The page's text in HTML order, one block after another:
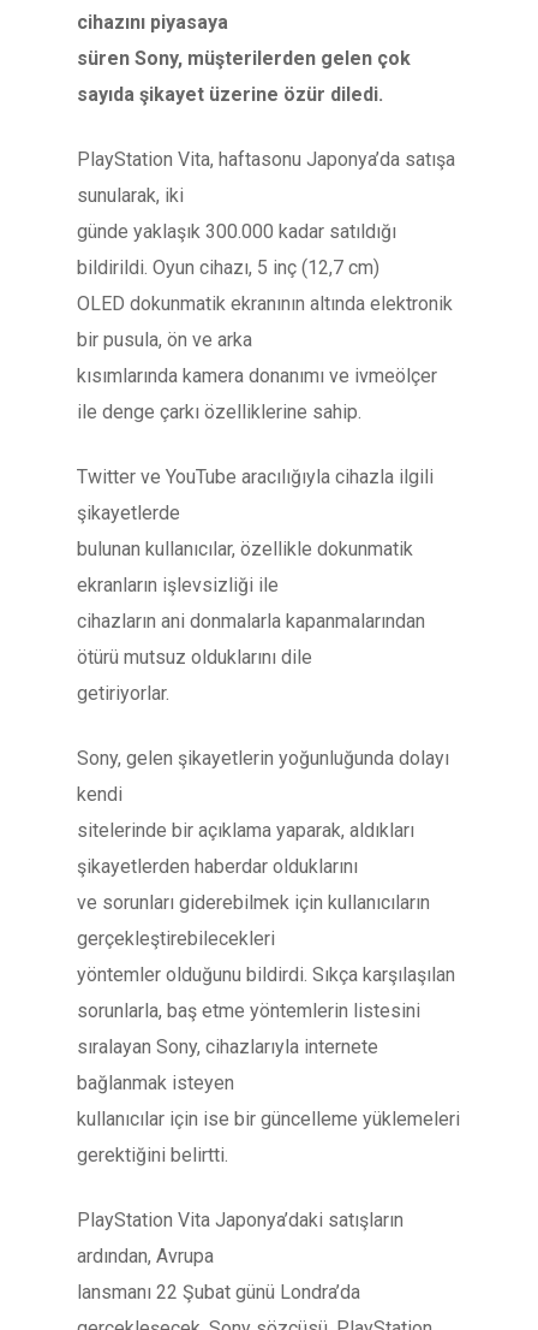
cihazını piyasaya
süren Sony, müşterilerden gelen çok
sayıda şikayet üzerine özür diledi.
PlayStation Vita, haftasonu Japonya’da satışa
sunularak, iki
günde yaklaşık 300.000 kadar satıldığı
bildirildi. Oyun cihazı, 5 inç (12,7 cm)
OLED dokunmatik ekranının altında elektronik
bir pusula, ön ve arka
kısımlarında kamera donanımı ve ivmeölçer
ile denge çarkı özelliklerine sahip.
Twitter ve YouTube aracılığıyla cihazla ilgili
şikayetlerde
bulunan kullanıcılar, özellikle dokunmatik
ekranların işlevsizliği ile
cihazların ani donmalarla kapanmalarından
ötürü mutsuz olduklarını dile
getiriyorlar.
Sony, gelen şikayetlerin yoğunluğunda dolayı
kendi
sitelerinde bir açıklama yaparak, aldıkları
şikayetlerden haberdar olduklarını
ve sorunları giderebilmek için kullanıcıların
gerçekleştirebilecekleri
yöntemler olduğunu bildirdi. Sıkça karşılaşılan
sorunlarla, baş etme yöntemlerin listesini
sıralayan Sony, cihazlarıyla internete
bağlanmak isteyen
kullanıcılar için ise bir güncelleme yüklemeleri
gerektiğini belirtti.
PlayStation Vita Japonya’daki satışların
ardından, Avrupa
lansmanı 22 Şubat günü Londra’da